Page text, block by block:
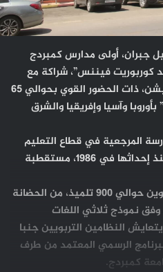
جبران، أولى مدارس كمبردج
كوربوريت فيننس”، شراكة مع
المجموعة الرائدة أنسبيرد إديكيشن، ذات الحضور القوي بحوالي 65
بأوروبا وآسيا وإفريقيا والشرق
المرجعية في قطاع التعليم
الخصوصي بالمغرب، نموا قويا منذ إحداثها في 1986، مستقطبة
واليوم، تشرف المدرسة على تكوين حوالي 900 تلميذ، من الحضانة
وفق نموذج ثلاثي اللغات
النظامين التربويين جنبا
الرسمي المعتمد من طرف
كمبردج.